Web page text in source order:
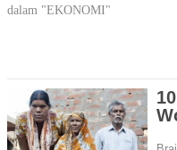
dalam "EKONOMI"